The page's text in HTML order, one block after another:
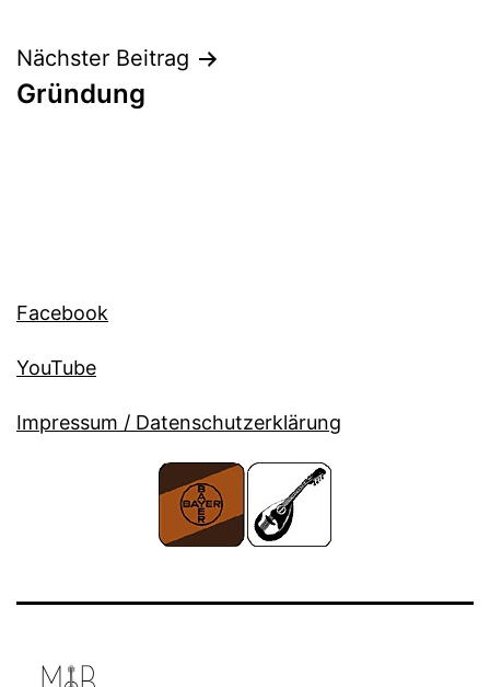
Beitragsnavigation
Nächster Beitrag
Gründung
Facebook
YouTube
Impressum / Datenschutzerklärung